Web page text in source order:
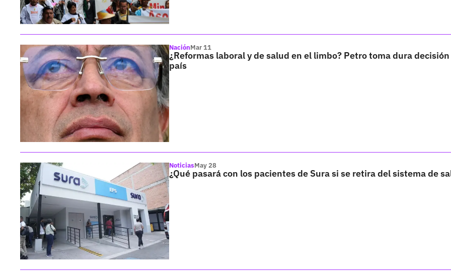
NaciónMar 11
¿Reformas laboral y de salud en el limbo? Petro toma dura
país
NoticiasMay 28
¿Qué pasará con los pacientes de Sura si se retira del sistema de